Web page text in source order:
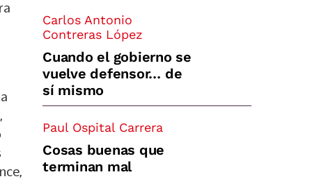
Carlos Antonio
Contreras López
Cuando el gobierno se
vuelve defensor… de
sí mismo
Paul Ospital Carrera
Cosas buenas que
terminan mal